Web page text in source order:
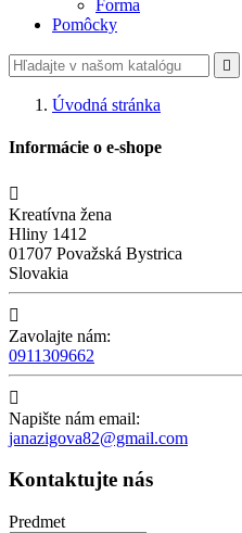
Forma
Pomôcky

Úvodná stránka
Informácie o e-shope

Kreatívna žena
Hliny 1412
01707 Považská Bystrica
Slovakia

Zavolajte nám:
0911309662

Napište nám email:
janazigova82@gmail.com
Kontaktujte nás
Predmet